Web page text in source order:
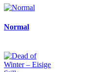
Normal